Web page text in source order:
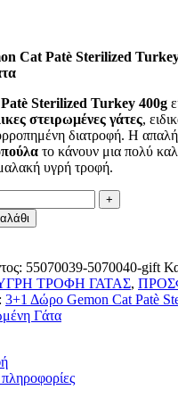
Cat Patè Sterilized
Sterilized Turkey 400g
στειρωμένες γάτες,
διατροφή. Η
το κάνουν μια πολύ
υγρή τροφή.
55070039-5070040-gift
ΤΡΟΦΗ ΓΑΤΑΣ,
3+1 Δώρο Gemon Cat Patè
Γάτα